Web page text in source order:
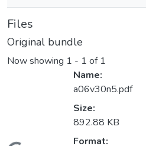
Files
Original bundle
Now showing 1 - 1 of 1
Name:
a06v30n5.pdf
Size:
892.88 KB
Format: